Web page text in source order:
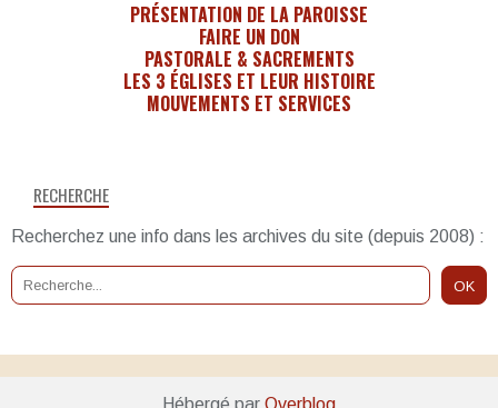
RECHERCHE
Recherchez une info dans les archives du site (depuis 2008) :
PRÉSENTATION DE LA PAROISSE
FAIRE UN DON
PASTORALE & SACREMENTS
LES 3 ÉGLISES ET LEUR HISTOIRE
MOUVEMENTS ET SERVICES
Hébergé par Overblog